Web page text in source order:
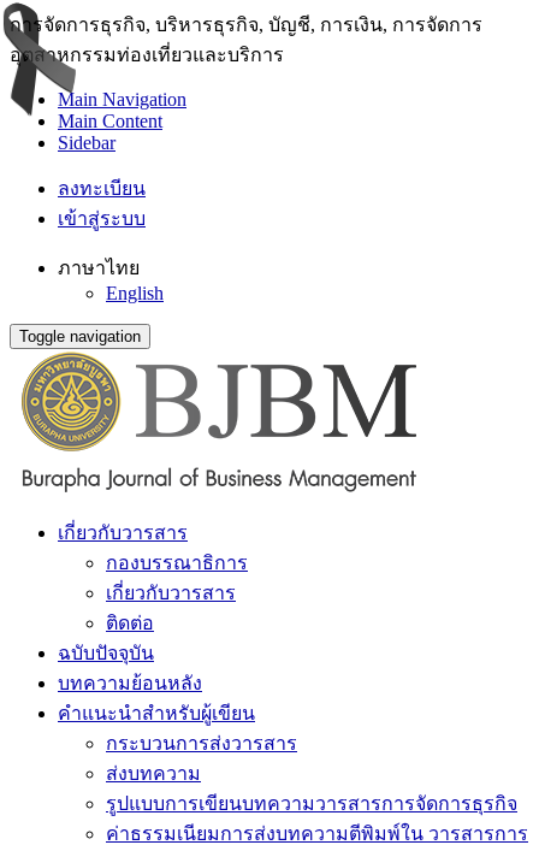
การจัดการธุรกิจ, บริหารธุรกิจ, บัญชี, การเงิน, การจัดการ
อุตสาหกรรมท่องเที่ยวและบริการ
Main Navigation
Main Content
Sidebar
ลงทะเบียน
เข้าสู่ระบบ
ภาษาไทย
English
Toggle navigation
เกี่ยวกับวารสาร
กองบรรณาธิการ
เกี่ยวกับวารสาร
ติดต่อ
ฉบับปัจจุบัน
บทความย้อนหลัง
คำแนะนำสำหรับผู้เขียน
กระบวนการส่งวารสาร
ส่งบทความ
รูปแบบการเขียนบทความวารสารการจัดการธุรกิจ
ค่าธรรมเนียมการส่งบทความตีพิมพ์ใน วารสารการ